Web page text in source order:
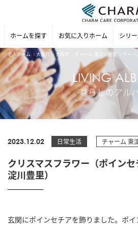
ホームを探す お気に入りホーム シリ
老人ホーム 大阪府 大阪市 チャーム 東淀川豊里 チャー
LIVING
暮らしのアル
2023.12.02 日常生活 チャーム 東
クリスマスフラワー（ポイン
淀川豊里）
玄関にポインセチアを飾りました。ポ